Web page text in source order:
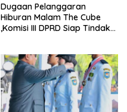
Dugaan Pelanggaran
Hiburan Malam The Cube
,Komisi III DPRD Siap Tindak